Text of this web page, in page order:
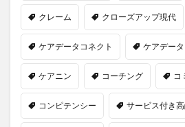
クレーム クローズアップ現代
ケアデータコネクト ケアデー
ケアニン コーチング コ
コンピテンシー サービス付き